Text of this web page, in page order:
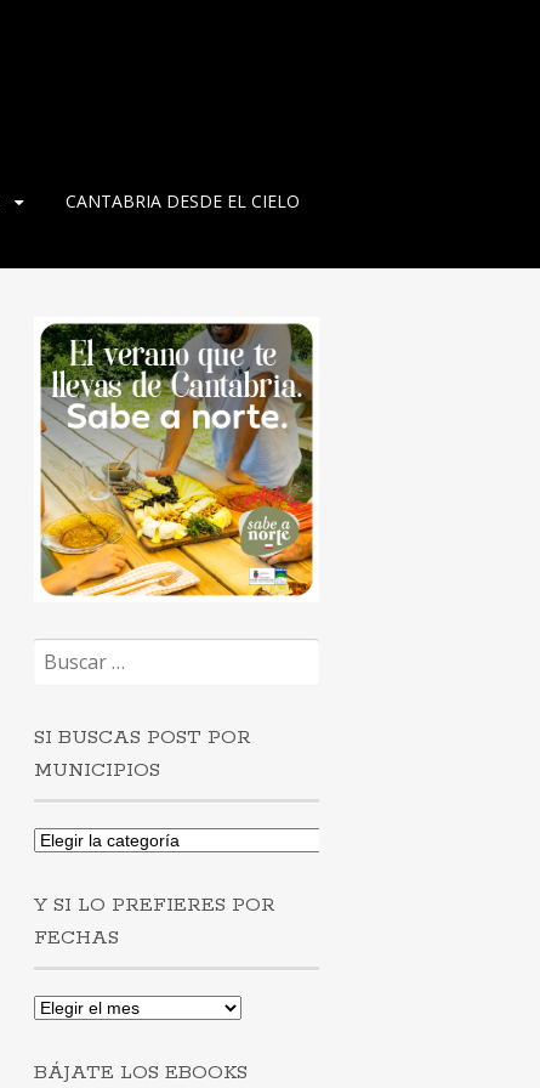
CANTABRIA DESDE EL CIELO
Buscar:
SI BUSCAS POST POR
MUNICIPIOS
Si
buscas
por
municipios
Y SI LO PREFIERES POR
FECHAS
Y
si
prefieres
BÁJATE LOS EBOOKS